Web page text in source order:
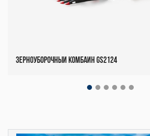
Зерноуборочный комбайн GS2124